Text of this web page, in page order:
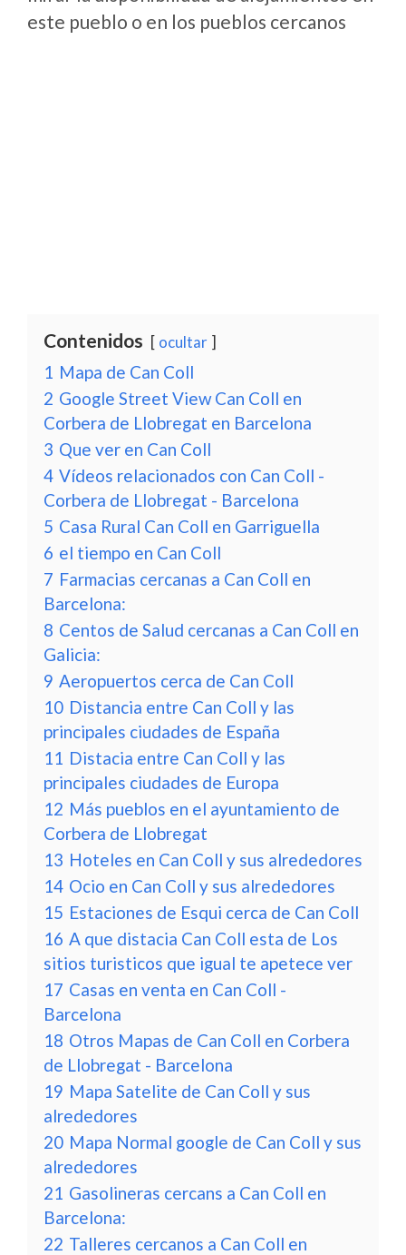
este pueblo o en los pueblos cercanos
Contenidos ocultar
1 Mapa de Can Coll
2 Google Street View Can Coll en
Corbera de Llobregat en Barcelona
3 Que ver en Can Coll
4 Vídeos relacionados con Can Coll -
Corbera de Llobregat - Barcelona
5 Casa Rural Can Coll en Garriguella
6 el tiempo en Can Coll
7 Farmacias cercanas a Can Coll en
Barcelona:
8 Centos de Salud cercanas a Can Coll en
Galicia:
9 Aeropuertos cerca de Can Coll
10 Distancia entre Can Coll y las
principales ciudades de España
11 Distacia entre Can Coll y las
principales ciudades de Europa
12 Más pueblos en el ayuntamiento de
Corbera de Llobregat
13 Hoteles en Can Coll y sus alrededores
14 Ocio en Can Coll y sus alrededores
15 Estaciones de Esqui cerca de Can Coll
16 A que distacia Can Coll esta de Los
sitios turisticos que igual te apetece ver
17 Casas en venta en Can Coll -
Barcelona
18 Otros Mapas de Can Coll en Corbera
de Llobregat - Barcelona
19 Mapa Satelite de Can Coll y sus
alrededores
20 Mapa Normal google de Can Coll y sus
alrededores
21 Gasolineras cercans a Can Coll en
Barcelona:
22 Talleres cercanos a Can Coll en